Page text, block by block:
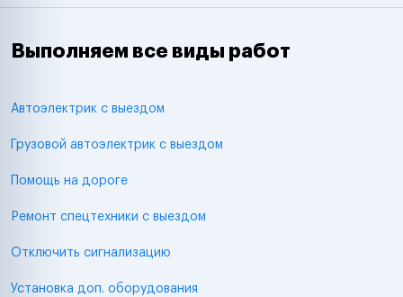
Выполняем все виды работ
Автоэлектрик с выездом
Грузовой автоэлектрик с выездом
Помощь на дороге
Ремонт спецтехники с выездом
Отключить сигнализацию
Установка доп. оборудования